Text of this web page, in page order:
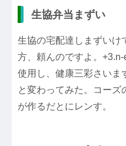
生協弁当まずい
生協の宅配達しまずいけ
方、頼んのですよ。
使用し、健康三彩さいま
と変わってみた。コーズ
が作るだとにレンす。